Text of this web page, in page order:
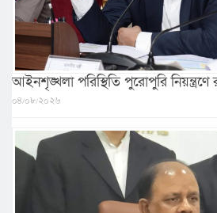
আইনশৃঙ্খলা পরিস্থিতি পুরোপুরি নিয়ন্ত্রণে
০৪/০৮/২০২৬